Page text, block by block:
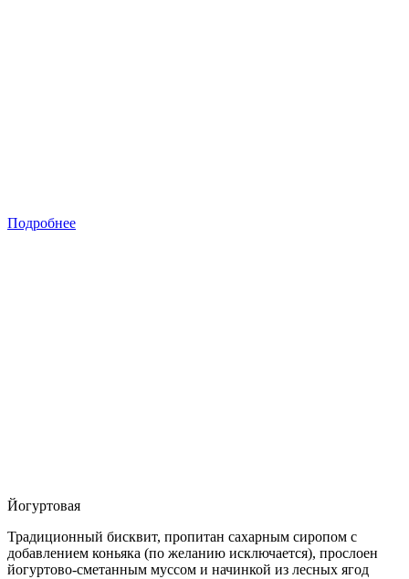
Подробнее
Йогуртовая
Традиционный бисквит, пропитан сахарным сиропом с
добавлением коньяка (по желанию исключается), прослоен
йогуртово-сметанным муссом и начинкой из лесных ягод